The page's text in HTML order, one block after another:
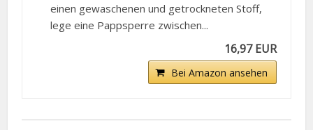
einen gewaschenen und getrockneten Stoff,
lege eine Pappsperre zwischen...
16,97 EUR
Bei Amazon ansehen